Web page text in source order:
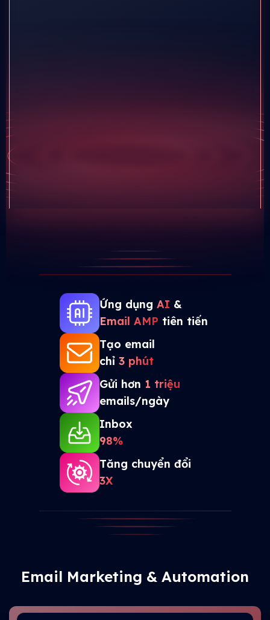
Ứng dụng AI &
Email AMP tiên tiến
Tạo email
chỉ 3 phút
Gửi hơn 1 triệu
emails/ngày
Inbox
98%
Tăng chuyển đổi
3X
Email Marketing & Automation